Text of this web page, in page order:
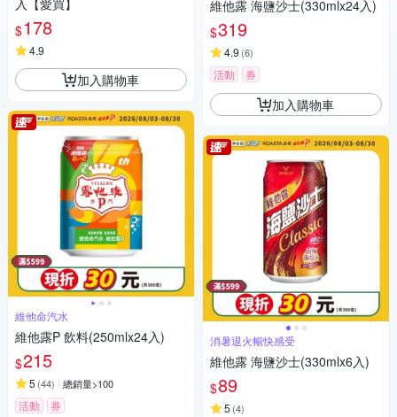
入【愛買】
$178
4.9
加入購物車
維他命汽水
維他露P 飲料(250mlx24入)
$215
5 (44) 總銷量>100
活動 券
維他露 海鹽沙士(330mlx24入)
$319
4.9 (6)
活動 券
加入購物車
消暑退火暢快感受
維他露 海鹽沙士(330mlx6入)
$89
5 (4)